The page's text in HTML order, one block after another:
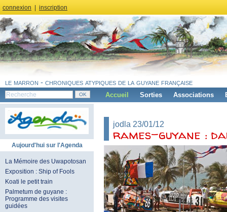
connexion inscription
le marron - chroniques atypiques de la guyane française
Accueil Sorties Associations
Aujourd'hui sur l'Agenda
La Mémoire des Uwapotosan
Exposition : Ship of Fools
Koati le petit train
Palmetum de guyane :
Programme des visites
guidées
jodla 23/01/12
rames-guyane :